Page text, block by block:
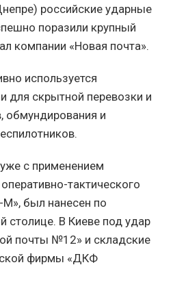
российские ударные
поразили крупный
компании «Новая почта».
используется
для скрытной перевозки и
обмундирования и
с применением
тактического
был нанесен по
столице. В Киеве под удар
почты №12» и складские
фирмы «ДКФ